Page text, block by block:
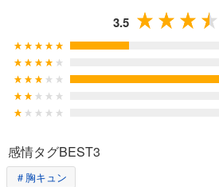
弓道部エースお坊ちゃん攻め×狂犬チワワ受
ィ！
3.5
感情タグBEST3
＃胸キュン